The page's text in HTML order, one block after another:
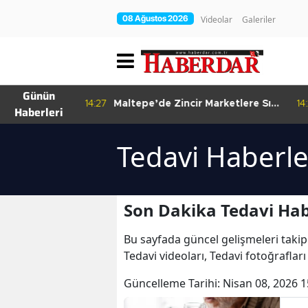
08 Ağustos 2026 Videolar Galeriler
Günün
Haberleri
14:27
Maltepe’de Zincir Marketlere Sıkı
Tedavi
Son Dakika Tedavi
Bu sayfada güncel gelişmeleri
Tedavi videoları, Tedavi
Güncelleme Tarihi: Nisan 08, 2026